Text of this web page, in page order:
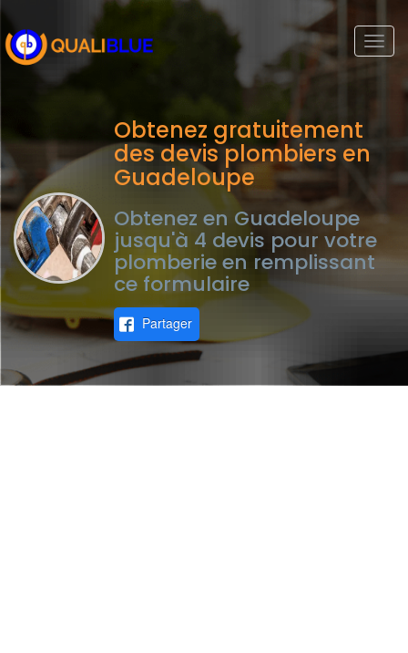
Obtenez gratuitement
des devis plombiers en
Guadeloupe
Obtenez en Guadeloupe
jusqu'à 4 devis pour votre
plomberie en remplissant
ce formulaire
Partager